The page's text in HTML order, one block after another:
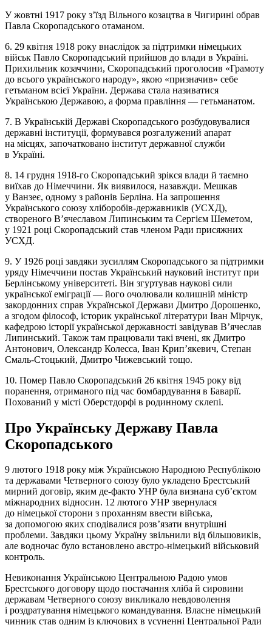
У жовтні 1917 року з’їзд Вільного козацтва в Чигирині обрав
Павла Скоропадського отаманом.
6. 29 квітня 1918 року внаслідок за підтримки німецьких
військ Павло Скоропадський прийшов до влади в Україні.
Прихильник козаччини, Скоропадський проголосив «Грамоту
до всього українського народу», якою «призначив» себе
гетьманом всієї України. Держава стала називатися
Українською Державою, а форма правління — гетьманатом.
7. В Українській Державі Скоропадського розбудовувалися
державні інституції, формувався розгалужений апарат
на місцях, започатковано інститут державної служби
в Україні.
8. 14 грудня 1918-го Скоропадський зрікся влади й таємно
виїхав до Німеччини. Як виявилося, назавжди. Мешкав
у Ванзеє, одному з районів Берліна. На запрошення
Українського союзу хліборобів-державників (УСХД),
створеного В’ячеславом Липинським та Сергієм Шеметом,
у 1921 році Скоропадський став членом Ради присяжних
УСХД.
9. У 1926 році завдяки зусиллям Скоропадського за підтримки
уряду Німеччини постав Український науковий інститут при
Берлінському університеті. Він згуртував наукові сили
української еміграції — його очолювали колишній міністр
закордонних справ Української Держави Дмитро Дорошенко,
а згодом філософ, історик української літератури Іван Мірчук,
кафедрою історії української державності завідував В’ячеслав
Липинський. Також там працювали такі вчені, як Дмитро
Антонович, Олександр Колесса, Іван Крип’якевич, Степан
Смаль-Стоцький, Дмитро Чижевський тощо.
10. Помер Павло Скоропадський 26 квітня 1945 року від
поранення, отриманого під час бомбардування в Баварії.
Похований у місті Оберстдорфі в родинному склепі.
Про Українську Державу Павла
Скоропадського
9 лютого 1918 року між Українською Народною Республікою
та державами Четверного союзу було укладено Брестський
мирний договір, яким де-факто УНР була визнана суб’єктом
міжнародних відносин. 12 лютого УНР звернулася
до німецької сторони з проханням ввести війська,
за допомогою яких сподівалися розв’язати внутрішні
проблеми. Завдяки цьому Україну звільнили від більшовиків,
але водночас було встановлено австро-німецький військовий
контроль.
Невиконання Українською Центральною Радою умов
Брестського договору щодо постачання хліба й сировини
державам Четверного союзу викликало невдоволення
і роздратування німецького командування. Власне німецький
чинник став одним із ключових в усуненні Центральної Ради